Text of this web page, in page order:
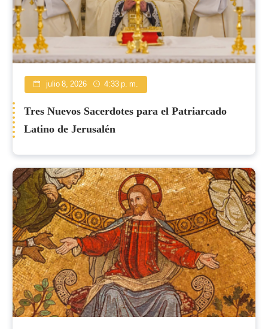
julio 8, 2026 4:33 p. m.
Tres Nuevos Sacerdotes para el Patriarcado
Latino de Jerusalén